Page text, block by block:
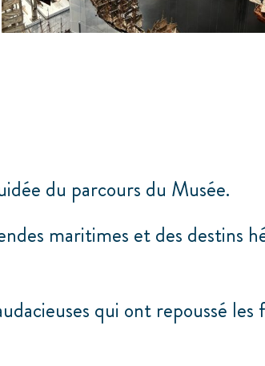
du parcours du Musée.
maritimes et des destins
qui ont repoussé